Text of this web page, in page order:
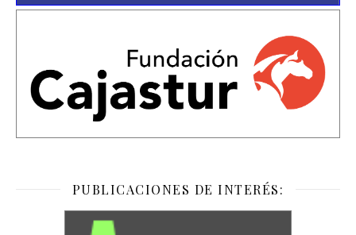
PUBLICACIONES DE INTERÉS: